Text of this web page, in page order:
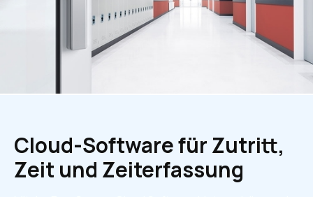
Cloud-Software für Zutritt,
Zeit und Zeiterfassung